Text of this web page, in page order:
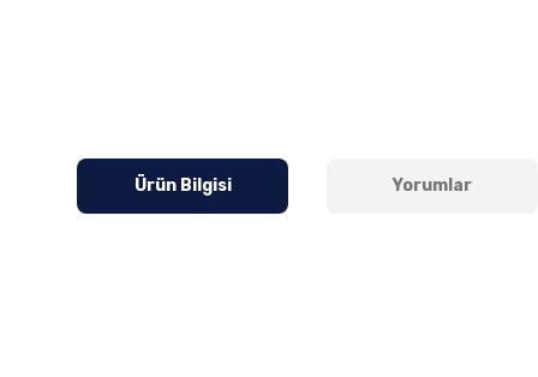
Ürün Bilgisi Yorumlar